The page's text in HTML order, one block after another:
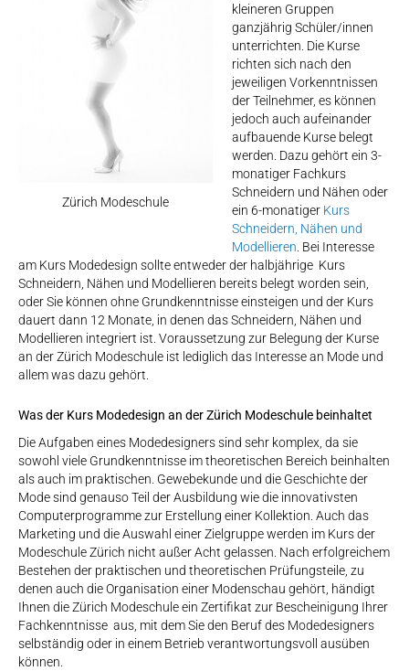
Zürich Modeschule
kleineren Gruppen
ganzjährig Schüler/innen
unterrichten. Die Kurse
richten sich nach den
jeweiligen Vorkenntnissen
der Teilnehmer, es können
jedoch auch aufeinander
aufbauende Kurse belegt
werden. Dazu gehört ein 3-
monatiger Fachkurs
Schneidern und Nähen oder
ein 6-monatiger Kurs
Schneidern, Nähen und
Modellieren . Bei Interesse
am Kurs Modedesign sollte entweder der halbjährige Kurs
Schneidern, Nähen und Modellieren bereits belegt worden sein,
oder Sie können ohne Grundkenntnisse einsteigen und der Kurs
dauert dann 12 Monate, in denen das Schneidern, Nähen und
Modellieren integriert ist. Voraussetzung zur Belegung der Kurse
an der Zürich Modeschule ist lediglich das Interesse an Mode und
allem was dazu gehört.
Was der Kurs Modedesign an der Zürich Modeschule beinhaltet
Die Aufgaben eines Modedesigners sind sehr komplex, da sie
sowohl viele Grundkenntnisse im theoretischen Bereich beinhalten
als auch im praktischen. Gewebekunde und die Geschichte der
Mode sind genauso Teil der Ausbildung wie die innovativsten
Computerprogramme zur Erstellung einer Kollektion. Auch das
Marketing und die Auswahl einer Zielgruppe werden im Kurs der
Modeschule Zürich nicht außer Acht gelassen. Nach erfolgreichem
Bestehen der praktischen und theoretischen Prüfungsteile, zu
denen auch die Organisation einer Modenschau gehört, händigt
Ihnen die Zürich Modeschule ein Zertifikat zur Bescheinigung Ihrer
Fachkenntnisse aus, mit dem Sie den Beruf des Modedesigners
selbständig oder in einem Betrieb verantwortungsvoll ausüben
können.